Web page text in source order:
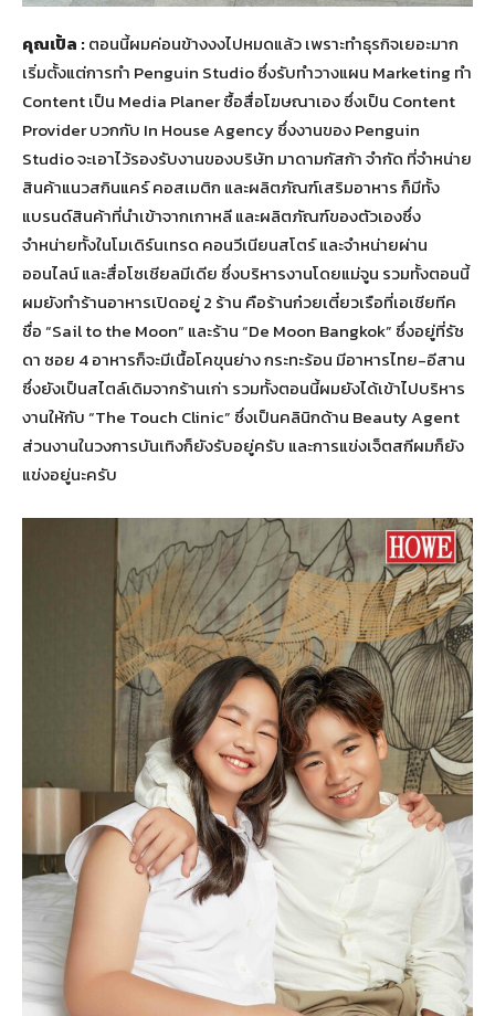
คุณเปิ้ล :ตอนนี้ผมค่อนข้างงงไปหมดแล้ว เพราะทำธุรกิจเยอะมาก
เริ่มตั้งแต่การทำ Penguin Studio ซึ่งรับทำวางแผน Marketing ทำ
Content เป็น Media Planer ซื้อสื่อโฆษณาเอง ซึ่งเป็น Content
Provider บวกกับ In House Agency ซึ่งงานของ Penguin
Studio จะเอาไว้รองรับงานของบริษัท มาดามกัสก้า จำกัด ที่จำหน่าย
สินค้าแนวสกินแคร์ คอสเมติก และผลิตภัณฑ์เสริมอาหาร ก็มีทั้ง
แบรนด์สินค้าที่นำเข้าจากเกาหลี และผลิตภัณฑ์ของตัวเองซึ่ง
จำหน่ายทั้งในโมเดิร์นเทรด คอนวีเนียนสโตร์ และจำหน่ายผ่าน
ออนไลน์ และสื่อโซเชียลมีเดีย ซึ่งบริหารงานโดยแม่จูน รวมทั้งตอนนี้
ผมยังทำร้านอาหารเปิดอยู่ 2 ร้าน คือร้านก๋วยเตี๋ยวเรือที่เอเชียทีค
ชื่อ “Sail to the Moon” และร้าน “De Moon Bangkok” ซึ่งอยู่ที่รัช
ดา ซอย 4 อาหารก็จะมีเนื้อโคขุนย่าง กระทะร้อน มีอาหารไทย-อีสาน
ซึ่งยังเป็นสไตล์เดิมจากร้านเก่า รวมทั้งตอนนี้ผมยังได้เข้าไปบริหาร
งานให้กับ “The Touch Clinic” ซึ่งเป็นคลินิกด้าน Beauty Agent
ส่วนงานในวงการบันเทิงก็ยังรับอยู่ครับ และการแข่งเจ็ตสกีผมก็ยัง
แข่งอยู่นะครับ